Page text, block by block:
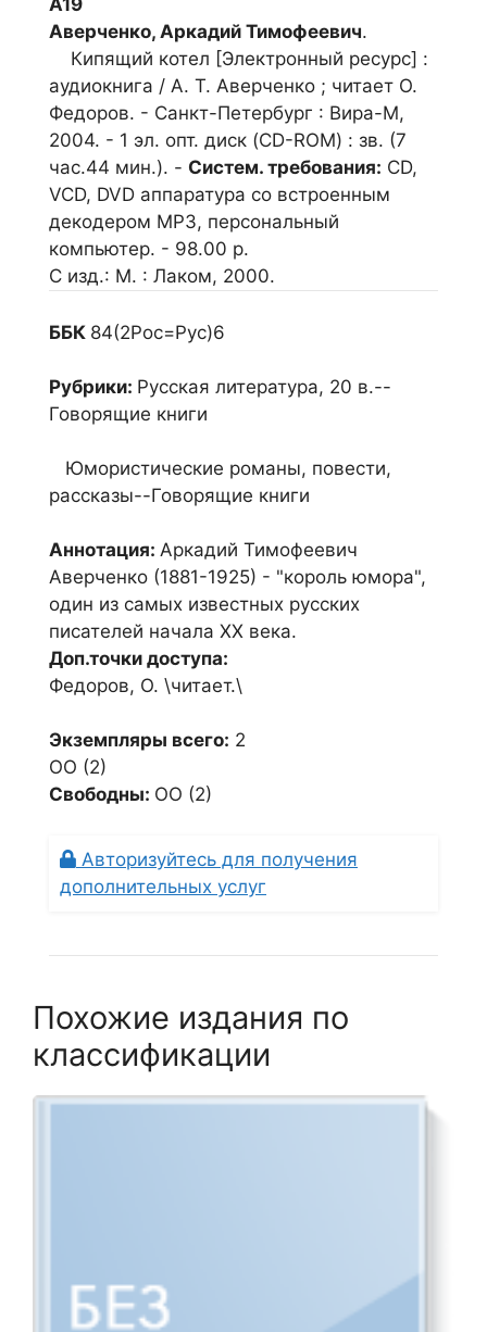
А19
Аверченко, Аркадий Тимофеевич.
Кипящий котел [Электронный ресурс] :
аудиокнига / А. Т. Аверченко ; читает О.
Федоров. - Санкт-Петербург : Вира-М,
2004. - 1 эл. опт. диск (CD-ROM) : зв. (7
час.44 мин.). - Систем. требования: CD,
VCD, DVD аппаратура со встроенным
декодером МР3, персональный
компьютер. - 98.00 р.
С изд.: М. : Лаком, 2000.
ББК 84(2Рос=Рус)6
Рубрики: Русская литература, 20 в.--
Говорящие книги
Юмористические романы, повести,
рассказы--Говорящие книги
Аннотация: Аркадий Тимофеевич
Аверченко (1881-1925) - "король юмора",
один из самых известных русских
писателей начала XX века.
Доп.точки доступа:
Федоров, О. \читает.\
Экземпляры всего: 2
ОО (2)
Свободны: ОО (2)
Авторизуйтесь для получения
дополнительных услуг
Похожие издания по
классификации